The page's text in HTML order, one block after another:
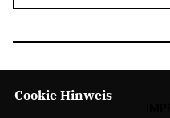
Cookie Hinweis